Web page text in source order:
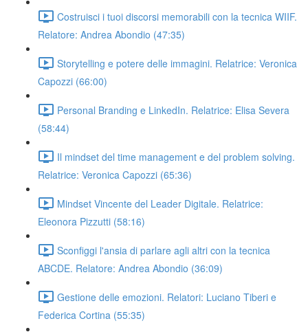
Costruisci i tuoi discorsi memorabili con la tecnica WIIF.
Relatore: Andrea Abondio (47:35)
Storytelling e potere delle immagini. Relatrice: Veronica
Capozzi (66:00)
Personal Branding e LinkedIn. Relatrice: Elisa Severa
(58:44)
Il mindset del time management e del problem solving.
Relatrice: Veronica Capozzi (65:36)
Mindset Vincente del Leader Digitale. Relatrice:
Eleonora Pizzutti (58:16)
Sconfiggi l'ansia di parlare agli altri con la tecnica
ABCDE. Relatore: Andrea Abondio (36:09)
Gestione delle emozioni. Relatori: Luciano Tiberi e
Federica Cortina (55:35)